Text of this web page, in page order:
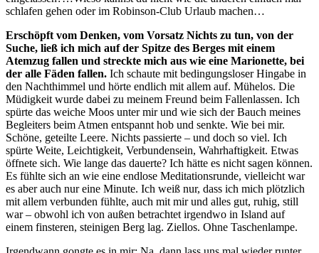
schlafen gehen oder im Robinson-Club Urlaub machen…
Erschöpft vom Denken, vom Vorsatz Nichts zu tun, von der
Suche, ließ ich mich auf der Spitze des Berges mit einem
Atemzug fallen und streckte mich aus wie eine Marionette, bei
der alle Fäden fallen. Ich schaute mit bedingungsloser Hingabe in
den Nachthimmel und hörte endlich mit allem auf. Mühelos. Die
Müdigkeit wurde dabei zu meinem Freund beim Fallenlassen. Ich
spürte das weiche Moos unter mir und wie sich der Bauch meines
Begleiters beim Atmen entspannt hob und senkte. Wie bei mir.
Schöne, geteilte Leere. Nichts passierte – und doch so viel. Ich
spürte Weite, Leichtigkeit, Verbundensein, Wahrhaftigkeit. Etwas
öffnete sich. Wie lange das dauerte? Ich hätte es nicht sagen können.
Es fühlte sich an wie eine endlose Meditationsrunde, vielleicht war
es aber auch nur eine Minute. Ich weiß nur, dass ich mich plötzlich
mit allem verbunden fühlte, auch mit mir und alles gut, ruhig, still
war – obwohl ich von außen betrachtet irgendwo in Island auf
einem finsteren, steinigen Berg lag. Ziellos. Ohne Taschenlampe.